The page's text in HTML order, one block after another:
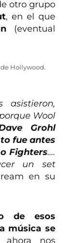
otro grupo
, en el que
(eventual
Hollywood.
asistieron,
Wool
Grohl
fue antes
Fighters….
un set
en su
de esos
música se
nos